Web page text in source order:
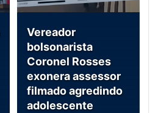
Vereador
bolsonarista
Coronel Rosses
exonera assessor
filmado agredindo
adolescente